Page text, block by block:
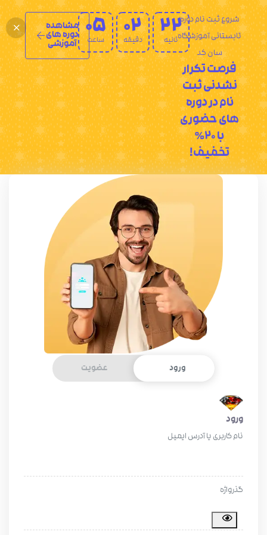
شروع ثبت نام دوره
تابستانی آموزشگاه
سان کد
فرصت تکرار
نشدنی ثبت
نام در دوره
های حضوری
با 20%
تخفیف!
05
ساعت
02
دقیقه
22
ثانیه
مشاهده
دوره های
آموزشی
ورود عضویت
ورود
نام کاربری یا آدرس ایمیل
گذرواژه